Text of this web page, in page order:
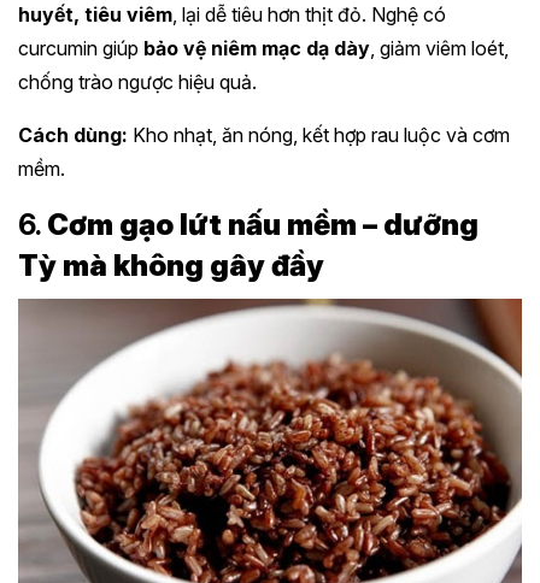
huyết, tiêu viêm , lại dễ tiêu hơn thịt đỏ. Nghệ có
curcumin giúp bảo vệ niêm mạc dạ dày , giảm viêm loét,
chống trào ngược hiệu quả.
Cách dùng: Kho nhạt, ăn nóng, kết hợp rau luộc và cơm
mềm.
6. Cơm gạo lứt nấu mềm – dưỡng
Tỳ mà không gây đầy